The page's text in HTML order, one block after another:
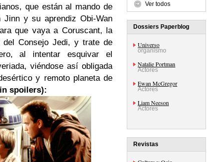
que están al mando de
Jinn y su aprendiz Obi-Wan
que vaya a Coruscant, la
Consejo Jedi, y trate de
al intentar esquivar el
viéndose así obligada
y remoto planeta de
spoilers):
Ver todos
Dossiers Paperblog
Universo
organismo
Natalie Portman
Actores
Ewan McGregor
Actores
Liam Neeson
Actores
Revistas